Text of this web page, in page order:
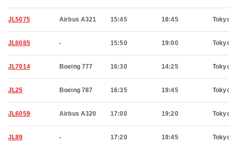
JL5075 Airbus A321 15:45 18:45
JL6085 - 15:50 19:00
JL7014 Boeing 777 16:30 14:25
JL25 Boeing 787 16:35 19:45
JL6059 Airbus A320 17:00 19:20
JL89 - 17:20 19:45